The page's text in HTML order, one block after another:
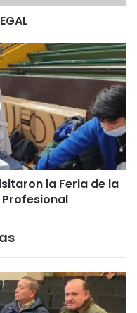
la Feria de la